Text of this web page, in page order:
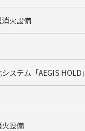
火設備
ステム「AEGIS HOLD」
設備